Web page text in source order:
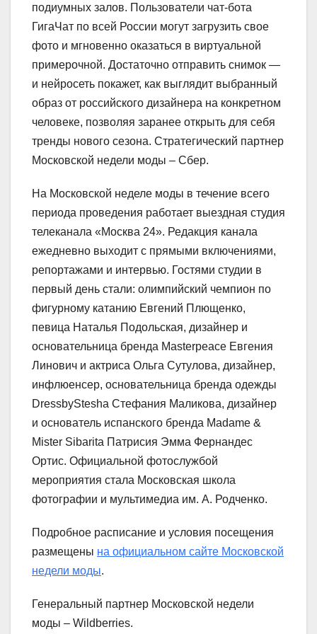
подиумных залов. Пользователи чат-бота
ГигаЧат по всей России могут загрузить свое
фото и мгновенно оказаться в виртуальной
примерочной. Достаточно отправить снимок —
и нейросеть покажет, как выглядит выбранный
образ от российского дизайнера на конкретном
человеке, позволяя заранее открыть для себя
тренды нового сезона. Стратегический партнер
Московской недели моды – Сбер.
На Московской неделе моды в течение всего
периода проведения работает выездная студия
телеканала «Москва 24». Редакция канала
ежедневно выходит с прямыми включениями,
репортажами и интервью. Гостями студии в
первый день стали: олимпийский чемпион по
фигурному катанию Евгений Плющенко,
певица Наталья Подольская, дизайнер и
основательница бренда Masterpeace Евгения
Линович и актриса Ольга Сутулова, дизайнер,
инфлюенсер, основательница бренда одежды
DressbyStesha Стефания Маликова, дизайнер
и основатель испанского бренда Madame &
Mister Sibarita Патрисия Эмма Фернандес
Ортис. Официальной фотослужбой
мероприятия стала Московская школа
фотографии и мультимедиа им. А. Родченко.
Подробное расписание и условия посещения
размещены на официальном сайте Московской
недели моды.
Генеральный партнер Московской недели
моды – Wildberries.